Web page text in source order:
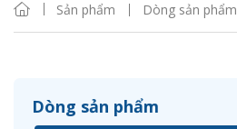
Sản phẩm Dòng sản phẩm
Dòng sản phẩm